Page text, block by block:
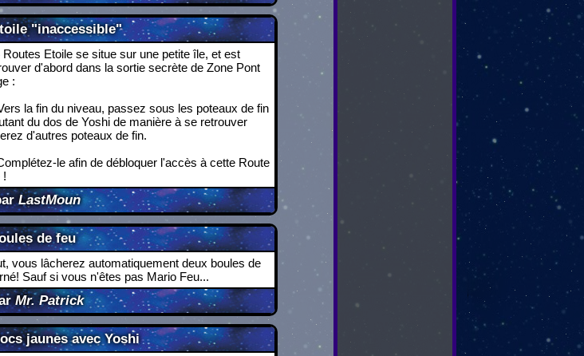
"inaccessible"
LastMoun
Etoile se situe sur une petite île, et est
d'abord dans la sortie secrète de Zone Pont
:
la fin du niveau, passez sous les poteaux de fin
du dos de Yoshi de manière à se retrouver
d'autres poteaux de fin.
le afin de débloquer l'accès à cette Route
!
de feu
Mr. Patrick
vous lâcherez automatiquement deux boules de
Sauf si vous n'êtes pas Mario Feu...
jaunes avec Yoshi